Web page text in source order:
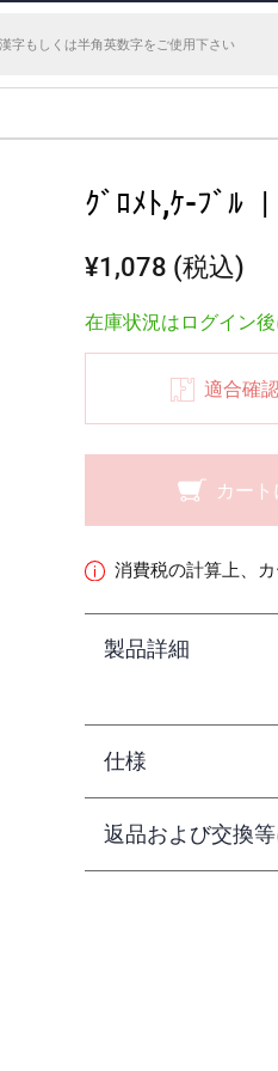
ｸﾞﾛﾒﾄ,ｹ-ﾌﾞﾙ |
¥1,078 (税込)
在庫状況はログイン
適合確
カート
消費税の計算上、
製品詳細
仕様
返品および交換